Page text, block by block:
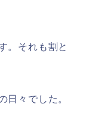
。それも割と
日々でした。